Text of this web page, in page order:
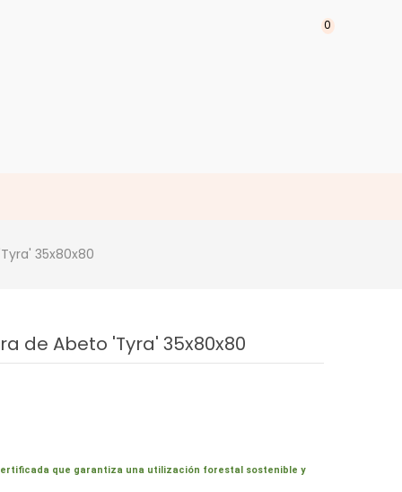
0
35x80x80
de Abeto 'Tyra' 35x80x80
certificada que garantiza una utilización forestal sostenible y